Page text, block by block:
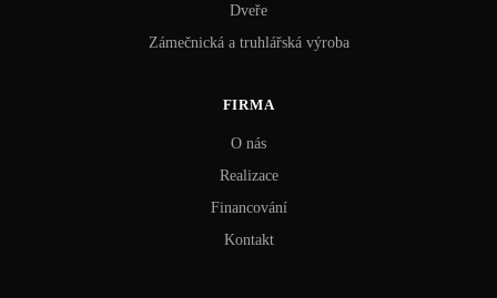
Dveře
Zámečnická a truhlářská výroba
FIRMA
O nás
Realizace
Financování
Kontakt